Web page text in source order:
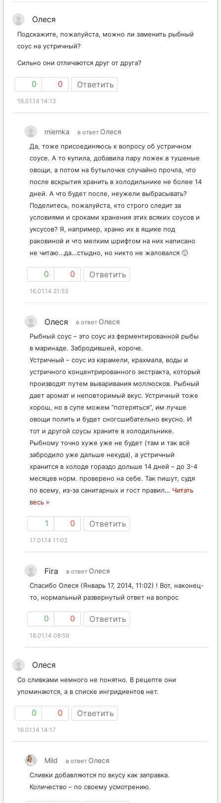
Олеся
Подскажите, пожалуйста, можно ли заменить рыбный
соус на устричный?
Сильно они отличаются друг от друга?
0 0 Ответить
16.01.14 14:13
miemka в ответ Олеся
Да, тоже присоединяюсь к вопросу об устричном
соусе. А то купила, добавила пару ложек в тушеные
овощи, а потом на бутылочке случайно прочла, что
после вскрытия хранить в холодильнике не более 14
дней. А что будет после, неужели выбрасывать?
Поделитесь, пожалуйста, кто строго следит за
условиями и сроками хранения этих всяких соусов и
уксусов? Я, например, храню их в ящике под
раковиной и что мелким шрифтом на них написано
не читаю…да…стыдно, но никто не жаловался 🙂
0 0 Ответить
16.01.14 21:53
Олеся в ответ Олеся
Рыбный соус – это соус из ферментированной рыбы
в маринаде. Забродившей, короче.
Устричный – соус из карамели, крахмала, воды и
устричного концентрированного экстракта, который
производят путем вываривания моллюсков. Рыбный
дает аромат и неповторимый вкус. Устричный тоже
хорош, но в супе можем “потеряться”, им лучше
овощи полить и будет сногсшибательно вкусно. И
тот и другой соусы храните в холодильнике.
Рыбному точно хуже уже не будет (там и так всё
забродило уже дальше некуда), а устричный
хранится в холоде гораздо дольше 14 дней – до 3-4
месяцев норм. проверено на себе. Так пишут, судя
по всему, из-за санитарных и гост правил… Читать
весь »
1 0 Ответить
17.01.14 11:02
Fira в ответ Олеся
Спасибо Олеся (Январь 17, 2014, 11:02) ! Вот, наконец-
то, нормальный развернутый ответ на вопрос
0 0 Ответить
18.01.14 08:59
Олеся
Со сливками немного не понятно. В рецепте они
упоминаются, а в списке ингридиентов нет.
0 0 Ответить
16.01.14 14:17
Mild в ответ Олеся
Сливки добавляются по вкусу как заправка.
Количество – по своему усмотрению.